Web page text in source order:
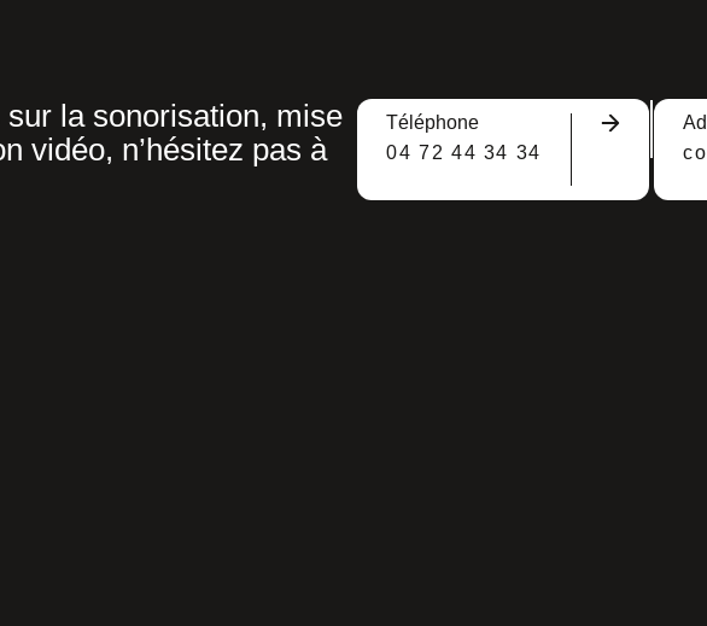
la sonorisation, mise
vidéo, n’hésitez pas à
Téléphone
04 72 44 34 34